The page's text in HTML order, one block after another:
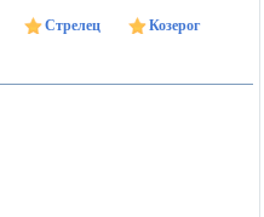
Стрелец
Козерог